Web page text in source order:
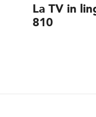
La TV in
810